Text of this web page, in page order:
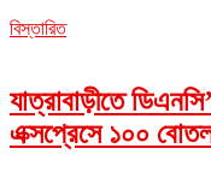
বিস্তারিত
যাত্রাবাড়ীতে
এক্সপ্রেসে ১০০